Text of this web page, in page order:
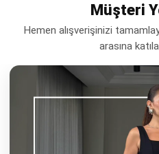
Müşteri
Hemen alışverişinizi
arasına